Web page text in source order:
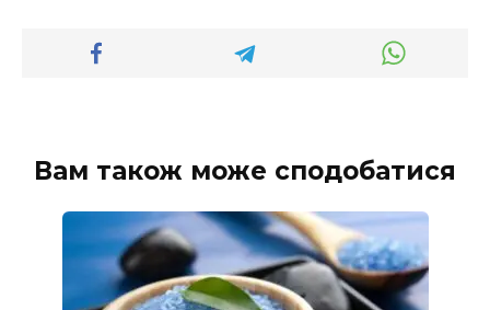
Вам також може сподобатися